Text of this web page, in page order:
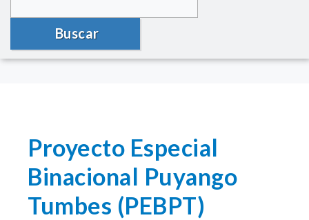
Buscar
Proyecto Especial
Binacional Puyango
Tumbes (PEBPT)